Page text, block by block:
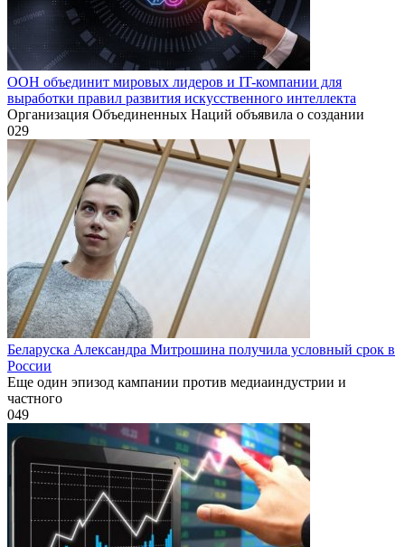
ООН объединит мировых лидеров и IT-компании для
выработки правил развития искусственного интеллекта
Организация Объединенных Наций объявила о создании
029
Беларуска Александра Митрошина получила условный срок в
России
Еще один эпизод кампании против медиаиндустрии и
частного
049